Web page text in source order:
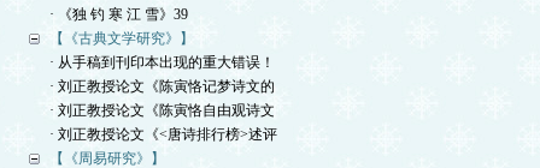
· 《独 钓 寒 江 雪》39
【《古典文学研究》】
· 从手稿到刊印本出现的重大错误！
· 刘正教授论文《陈寅恪记梦诗文的
· 刘正教授论文《陈寅恪自由观诗文
· 刘正教授论文《<唐诗排行榜>述评
【《周易研究》】